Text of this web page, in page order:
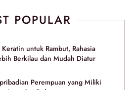
POPULAR
untuk Rambut, Rahasia
Berkilau dan Mudah Diatur
Perempuan yang Miliki